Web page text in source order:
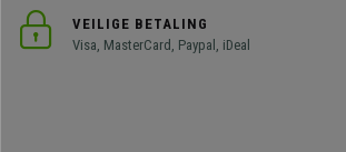
VEILIGE BETALING
Visa, MasterCard, Paypal, iDeal